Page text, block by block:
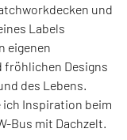
und
Labels
eigenen
fröhlichen Designs
des Lebens.
ich Inspiration beim
Bus mit Dachzelt.